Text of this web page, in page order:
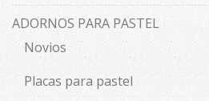
ADORNOS PARA PASTEL
Novios
Placas para pastel